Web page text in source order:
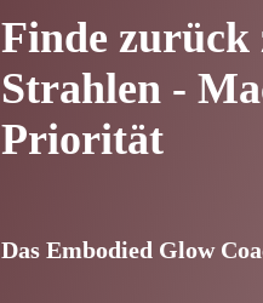
Finde zurück
Strahlen -
Priorität
Das Embodied Glow